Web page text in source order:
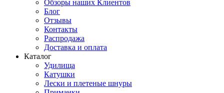
Обзоры наших Клиентов
Блог
Отзывы
Контакты
Распродажа
Доставка и оплата
Каталог
Удилища
Катушки
Лески и плетеные шнуры